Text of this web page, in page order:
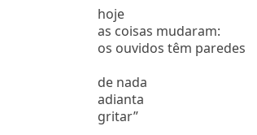
hoje
as coisas mudaram:
os ouvidos têm paredes
de nada
adianta
gritar”